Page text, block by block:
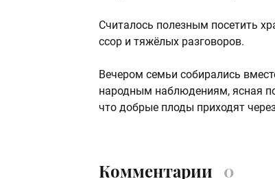
Считалось полезным посетить
ссор и тяжёлых разговоров.
Вечером семьи собирались
народным наблюдениям, ясная
что добрые плоды приходят
Комментарии 0